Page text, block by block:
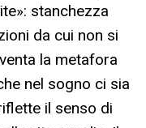
stanchezza
da cui non si
la metafora
nel sogno ci sia
il senso di